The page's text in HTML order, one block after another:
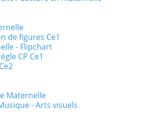
de figures Ce1
- Flipchart
CP Ce1
Maternelle
- Arts visuels